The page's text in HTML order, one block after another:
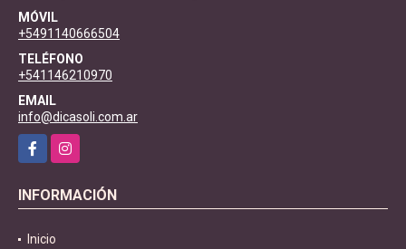
MÓVIL
+5491140666504
TELÉFONO
+541146210970
EMAIL
info@dicasoli.com.ar
FacebookInstagram
INFORMACIÓN
Inicio